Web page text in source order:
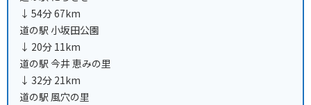
↓ 54分 67km
道の駅 小坂田公園
↓ 20分 11km
道の駅 今井 恵みの里
↓ 32分 21km
道の駅 風穴の里